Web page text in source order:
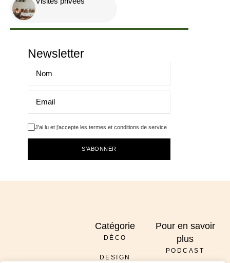
Newsletter
J'ai lu et j'accepte les termes et conditions de service
S’ABONNER
Catégorie
DÉCO
DESIGN
Pour en savoir
plus
PODCAST